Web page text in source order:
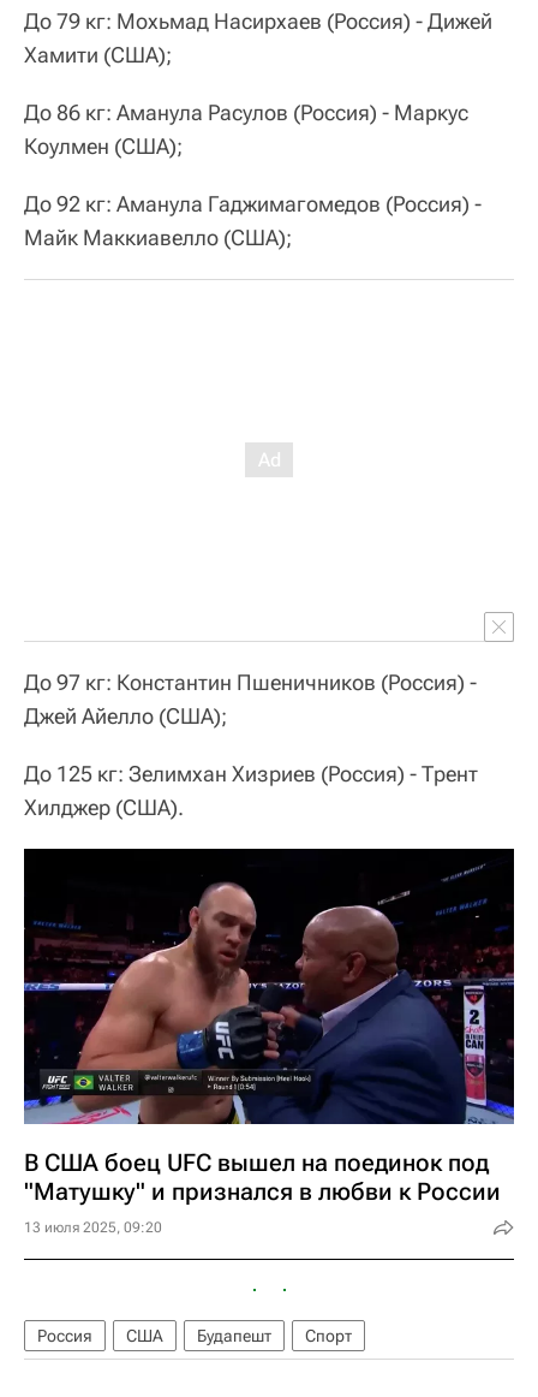
До 79 кг: Мохьмад Насирхаев (Россия) - Дижей
Хамити (США);
До 86 кг: Аманула Расулов (Россия) - Маркус
Коулмен (США);
До 92 кг: Аманула Гаджимагомедов (Россия) -
Майк Маккиавелло (США);
До 97 кг: Константин Пшеничников (Россия) -
Джей Айелло (США);
До 125 кг: Зелимхан Хизриев (Россия) - Трент
Хилджер (США).
В США боец UFC вышел на поединок под
"Матушку" и признался в любви к России
13 июля 2025, 09:20
Россия США Будапешт Спорт